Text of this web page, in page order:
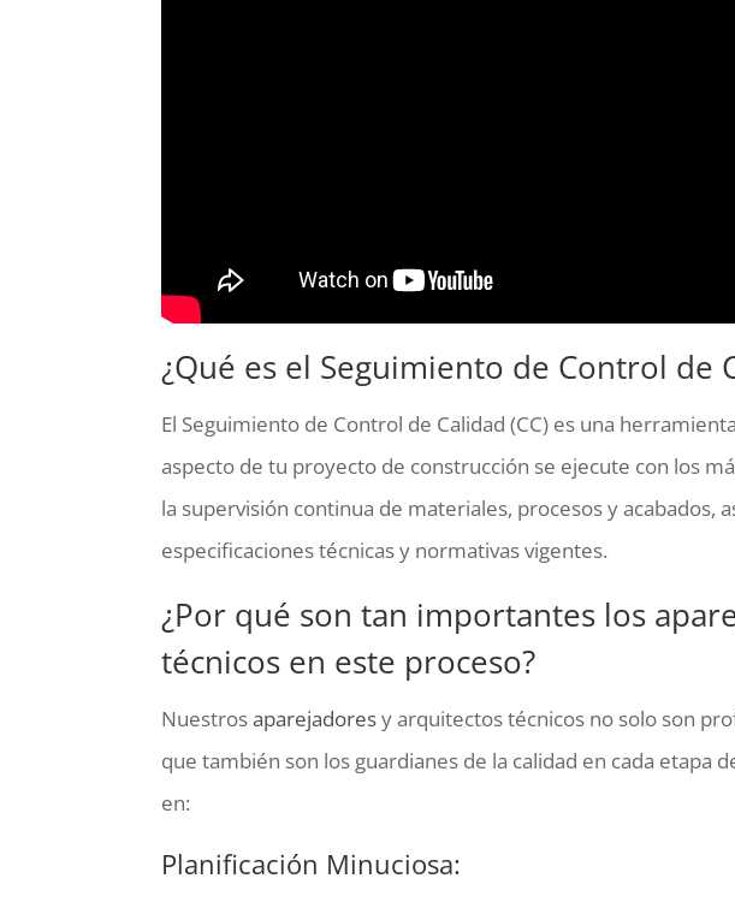
¿Qué es el Seguimiento de Control de
El Seguimiento de Control de Calidad (CC) es una
aspecto de tu proyecto de construcción se ejecute con los
la supervisión continua de materiales, procesos y acabados,
especificaciones técnicas y normativas vigentes.
¿Por qué son tan importantes los
técnicos en este proceso?
Nuestrosaparejadoresy arquitectos técnicos no solo son
que también son los guardianes de la calidad en cada etapa
en:
Planificación Minuciosa: